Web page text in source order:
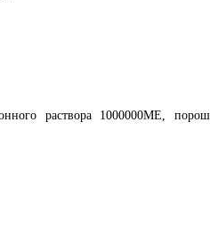
раствора 1000000МЕ,